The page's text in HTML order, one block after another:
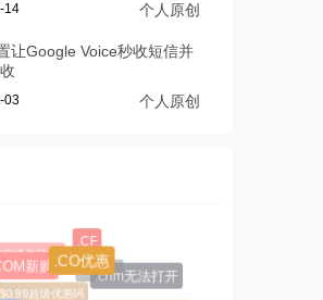
14 个人原创
让Google Voice秒收短信并
03 个人原创
超级优惠码
.AL域名
域名注册
.CF
.chm无法打开
新购.CO优惠